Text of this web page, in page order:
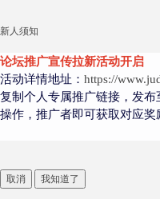
新人须知
论坛推广宣传拉新活动开启
活动详情地址： https://
复制个人专属推广链接，发
操作，推广者即可获取对应奖
取消 我知道了